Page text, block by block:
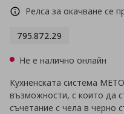
Релса за окачване се
795.872.29
Не е налично онлайн
Кухненската система
възможности, с които да
съчетание с чела в черно